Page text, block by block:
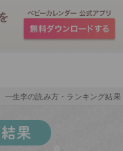
一生李の読み方・ランキング結果
果